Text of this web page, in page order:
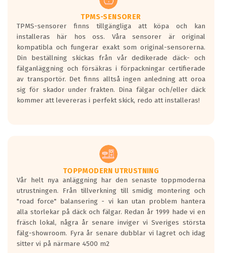
Ett däck med två svarta vågor är redan
godkända för år 2016 nya regelverk.
Ett däck med en svart våg kommer vara
minst tre decibel tystare än det
regelverk som börjar gälla 2016.
TPMS-SENSORER
TPMS-sensorer finns tillgängliga att köpa och kan
installeras här hos oss. Våra sensorer är original
kompatibla och fungerar exakt som original-sensorerna.
Din beställning skickas från vår dedikerade däck- och
fälganläggning och försäkras i förpackningar certifierade
av transportör. Det finns alltså ingen anledning att oroa
sig för skador under frakten. Dina fälgar och/eller däck
kommer att levereras i perfekt skick, redo att installeras!
TOPPMODERN UTRUSTNING
Vår helt nya anläggning har den senaste toppmoderna
utrustningen. Från tillverkning till smidig montering och
"road force" balansering - vi kan utan problem hantera
alla storlekar på däck och fälgar. Redan år 1999 hade vi en
fräsch lokal, några år senare inviger vi Sveriges största
fälg-showroom. Fyra år senare dubblar vi lagret och idag
sitter vi på närmare 4500 m2